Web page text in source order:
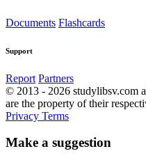
Documents Flashcards
Support
Report Partners
© 2013 - 2026 studylibsv.com
are the property of their
Privacy Terms
Make a suggestion